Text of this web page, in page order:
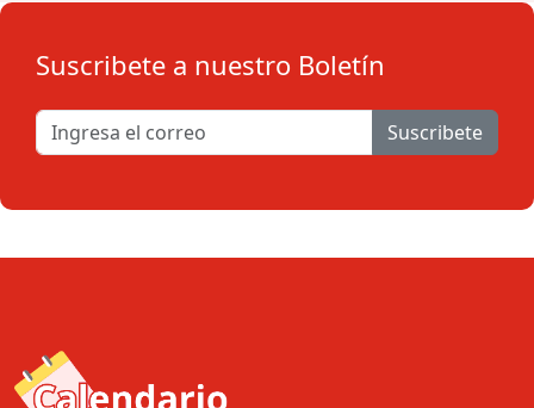
Suscribete a nuestro Boletín
Suscribete